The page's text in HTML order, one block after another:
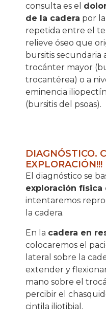
consulta es el
de la cadera por
repetida entre el
relieve óseo que
bursitis secundaria
trocánter mayor
trocantérea) o a
eminencia
(bursitis del psoas).
DIAGNÓSTICO.
EXPLORACIÓN!!!
El diagnóstico se
exploración física
intentaremos
la cadera.
En la cadera en
colocaremos el
lateral sobre la
extender y
mano sobre el
percibir el
cintila iliotibial.